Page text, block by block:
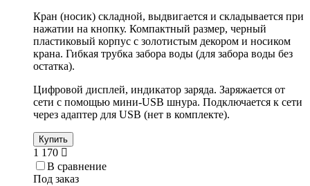
Кран (носик) складной, выдвигается и складывается при
нажатии на кнопку. Компактный размер, черный
пластиковый корпус с золотистым декором и носиком
крана. Гибкая трубка забора воды (для забора воды без
остатка).
Цифровой дисплей, индикатор заряда. Заряжается от
сети с помощью мини-USB шнура. Подключается к сети
через адаптер для USB (нет в комплекте).
Купить
1 170
В сравнение
Под заказ